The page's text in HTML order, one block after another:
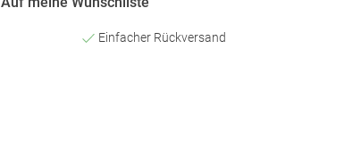
Einfacher Rückversand